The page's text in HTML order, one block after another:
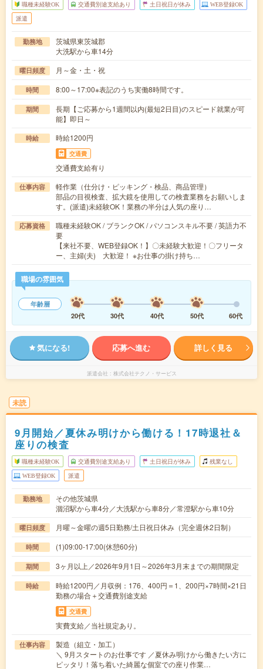
職種未経験OK 交通費別途支給あり 土日祝日が休み WEB登録OK
派遣
勤務地
茨城県東茨城郡
大洗駅から車14分
曜日頻度 月～金・土・祝
時間 8:00～17:00※表記のうち実働8時間です。
期間
長期【ご応募から1週間以内(最短2日目)のスピード就業が可
能】即日～
時給 時給1200円
交通費
交通費支給有り
仕事内容
軽作業（仕分け・ピッキング・検品、商品管理）
部品の目視検査、拡大鏡を使用しての検査業務をお願いしま
す。(派遣)未経験OK！業務の半分は人気の座り…
応募資格
職種未経験OK / ブランクOK / パソコンスキル不要 / 英語力不
要
【来社不要、WEB登録OK！】〇未経験大歓迎！〇フリータ
ー、主婦(夫) 大歓迎！ ※お仕事の掛け持ち…
職場の雰囲気
年齢層
20代
30代 40代 50代 60代
気になる! 応募へ進む 詳しく見る
派遣会社 株式会社テクノ・サービス
未読
9月開始／夏休み明けから働ける！17時退社＆
座りの検査
職種未経験OK 交通費別途支給あり 土日祝日が休み 残業なし
WEB登録OK 派遣
勤務地
その他茨城県
涸沼駅から車4分／大洗駅から車8分／常澄駅から車10分
曜日頻度 月曜～金曜の週5日勤務/土日祝日休み（完全週休2日制）
時間 (1)09:00-17:00(休憩60分)
期間 3ヶ月以上／2026年9月1日～2026年3月末までの期間限定
時給
時給1200円／月収例：176、400円＝1、200円×7時間×21日
勤務の場合＋交通費別途支給
交通費
実費支給／当社規定あり。
仕事内容
製造（組立・加工）
＼ 9月スタートのお仕事です ／夏休み明けから働きたい方に
ピッタリ！落ち着いた綺麗な個室での座り作業…